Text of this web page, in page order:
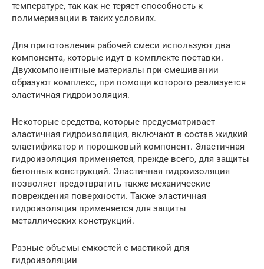
температуре, так как не теряет способность к
полимеризации в таких условиях.
Для приготовления рабочей смеси используют два
компонента, которые идут в комплекте поставки.
Двухкомпонентные материалы при смешивании
образуют комплекс, при помощи которого реализуется
эластичная гидроизоляция.
Некоторые средства, которые предусматривает
эластичная гидроизоляция, включают в состав жидкий
эластификатор и порошковый компонент. Эластичная
гидроизоляция применяется, прежде всего, для защиты
бетонных конструкций. Эластичная гидроизоляция
позволяет предотвратить также механические
повреждения поверхности. Также эластичная
гидроизоляция применяется для защиты
металлических конструкций.
Разные объемы емкостей с мастикой для
гидроизоляции